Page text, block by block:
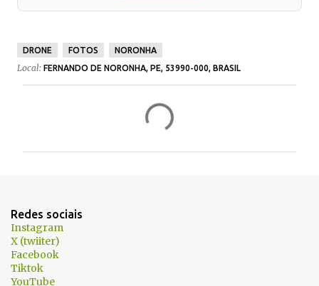
DRONE FOTOS NORONHA
Local: FERNANDO DE NORONHA, PE, 53990-000, BRASIL
á
r
i
Redes sociais
Instagram
X (twiiter)
Facebook
Tiktok
YouTube